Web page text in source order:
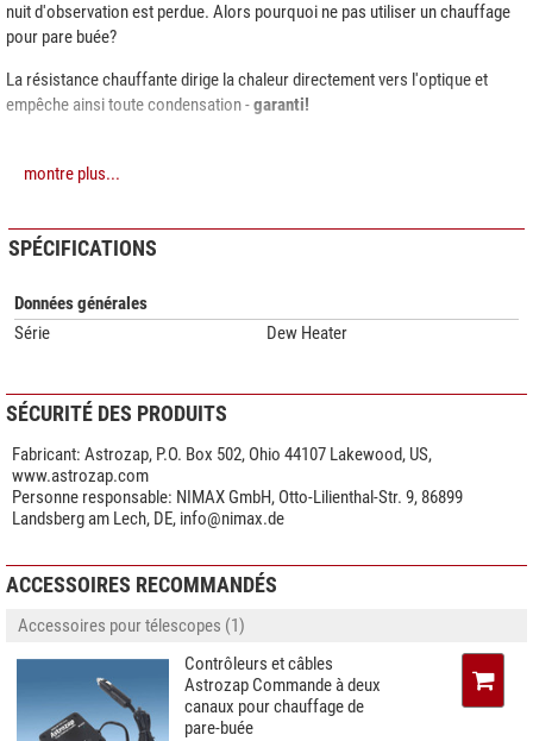
nuit d'observation est perdue. Alors pourquoi ne pas utiliser un chauffage
pour pare buée?
La résistance chauffante dirige la chaleur directement vers l'optique et
empêche ainsi toute condensation -garanti!
montre plus...
SPÉCIFICATIONS
Données générales
Série
Dew Heater
SÉCURITÉ DES PRODUITS
Fabricant: Astrozap, P.O. Box 502, Ohio 44107 Lakewood, US,
www.astrozap.com
Personne responsable: NIMAX GmbH, Otto-Lilienthal-Str. 9, 86899
Landsberg am Lech, DE, info@nimax.de
ACCESSOIRES RECOMMANDÉS
Accessoires pour télescopes (1)
Contrôleurs et câbles
Astrozap Commande à deux
canaux pour chauffage de
pare-buée